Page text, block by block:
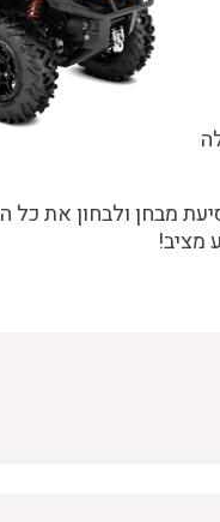
מבחן ולבחון את כל
מציב!